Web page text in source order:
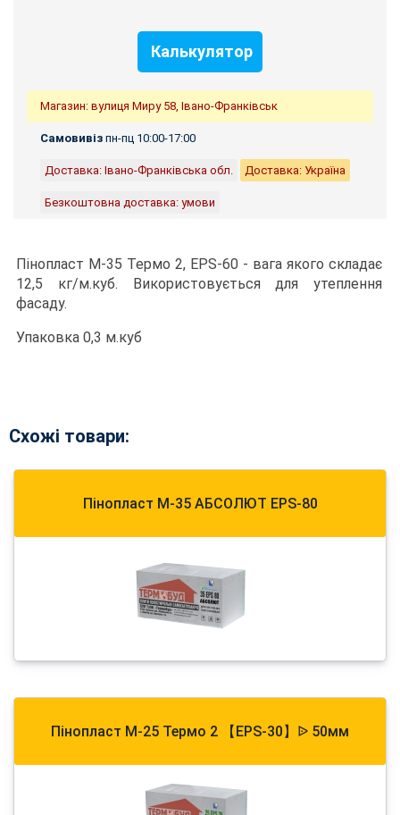
Калькулятор
Магазин: вулиця Миру 58, Івано-Франківськ
Самовивіз пн-пц 10:00-17:00
Доставка: Івано-Франківська обл. Доставка: Україна
Безкоштовна доставка: умови
Пінопласт М-35 Термо 2, EPS-60 - вага якого складає
12,5 кг/м.куб. Використовується для утеплення
фасаду.
Упаковка 0,3 м.куб
Схожі товари:
Пінопласт М-35 АБСОЛЮТ EPS-80
Пінопласт М-25 Термо 2 【EPS-30】ᐉ 50мм